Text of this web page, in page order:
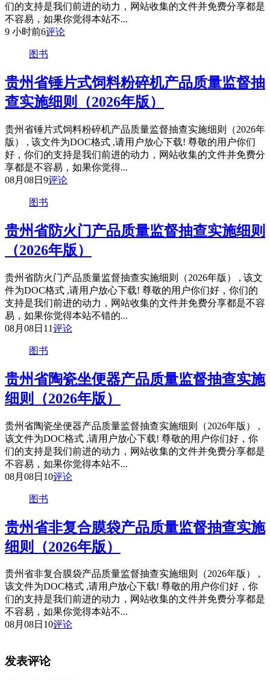
们的支持是我们前进的动力，网站收集的文件并免费分享都是
不容易，如果你觉得本站不...
9 小时前6评论
图书
贵州省锤片式饲料粉碎机产品质量监督抽
查实施细则（2026年版）
贵州省锤片式饲料粉碎机产品质量监督抽查实施细则（2026年
版） , 该文件为DOC格式 ,请用户放心下载! 尊敬的用户你们
好，你们的支持是我们前进的动力，网站收集的文件并免费分
享都是不容易，如果你觉得...
08月08日 9评论
图书
贵州省防火门产品质量监督抽查实施细则
（2026年版）
贵州省防火门产品质量监督抽查实施细则（2026年版） , 该文
件为DOC格式 ,请用户放心下载! 尊敬的用户你们好，你们的
支持是我们前进的动力，网站收集的文件并免费分享都是不容
易，如果你觉得本站不错的...
08月08日 11评论
图书
贵州省陶瓷坐便器产品质量监督抽查实施
细则（2026年版）
贵州省陶瓷坐便器产品质量监督抽查实施细则（2026年版） ,
该文件为DOC格式 ,请用户放心下载! 尊敬的用户你们好，你
们的支持是我们前进的动力，网站收集的文件并免费分享都是
不容易，如果你觉得本站不...
08月08日 10评论
图书
贵州省非复合膜袋产品质量监督抽查实施
细则（2026年版）
贵州省非复合膜袋产品质量监督抽查实施细则（2026年版） ,
该文件为DOC格式 ,请用户放心下载! 尊敬的用户你们好，你
们的支持是我们前进的动力，网站收集的文件并免费分享都是
不容易，如果你觉得本站不...
08月08日 10评论
发表评论